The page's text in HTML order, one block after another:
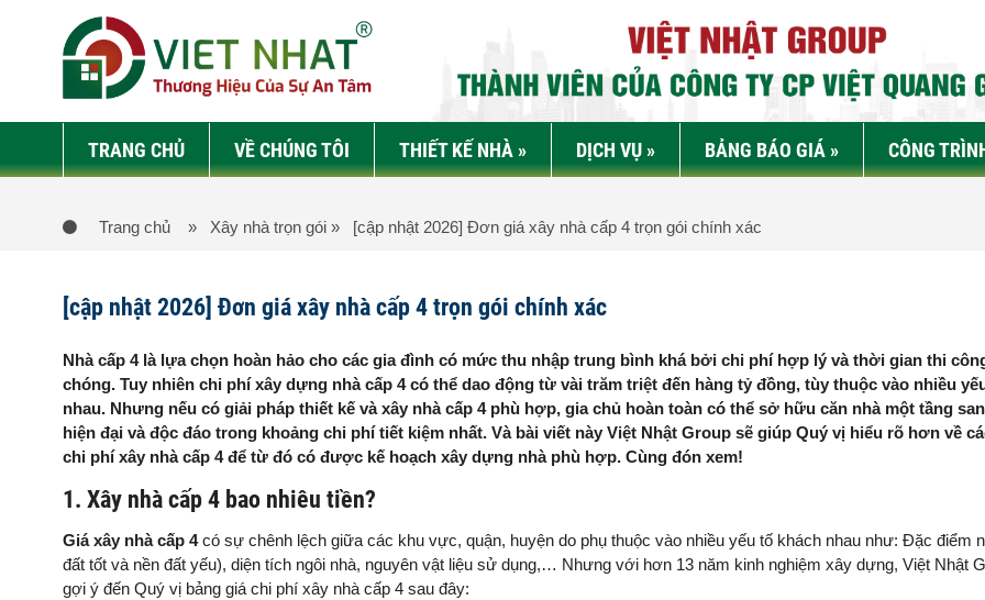
TRANG CHỦ VỀ CHÚNG TÔI THIẾT KẾ NHÀ » DỊCH VỤ » BẢNG BÁO GIÁ » CÔNG
Trang chủ » Xây nhà trọn gói » [cập nhật 2026] Đơn giá xây nhà cấp 4 trọn gói chính xác
[cập nhật 2026] Đơn giá xây nhà cấp 4 trọn gói chính xác
Nhà cấp 4 là lựa chọn hoàn hảo cho các gia đình có mức thu nhập trung bình khá bởi chi phí hợp lý và thời gian thi
chóng. Tuy nhiên chi phí xây dựng nhà cấp 4 có thể dao động từ vài trăm triệt đến hàng tỷ đồng, tùy thuộc vào nhiều
nhau. Nhưng nếu có giải pháp thiết kế và xây nhà cấp 4 phù hợp, gia chủ hoàn toàn có thể sở hữu căn nhà một tầng
hiện đại và độc đáo trong khoảng chi phí tiết kiệm nhất. Và bài viết này Việt Nhật Group sẽ giúp Quý vị hiểu rõ hơn về
chi phí xây nhà cấp 4 để từ đó có được kế hoạch xây dựng nhà phù hợp. Cùng đón xem!
1. Xây nhà cấp 4 bao nhiêu tiền?
Giá xây nhà cấp 4có sự chênh lệch giữa các khu vực, quận, huyện do phụ thuộc vào nhiều yếu tố khách nhau như: Đặc điểm
đất tốt và nền đất yếu), diện tích ngôi nhà, nguyên vật liệu sử dụng,… Nhưng với hơn 13 năm kinh nghiệm xây dựng, Việt Nhật
gợi ý đến Quý vị bảng giá chi phí xây nhà cấp 4 sau đây: